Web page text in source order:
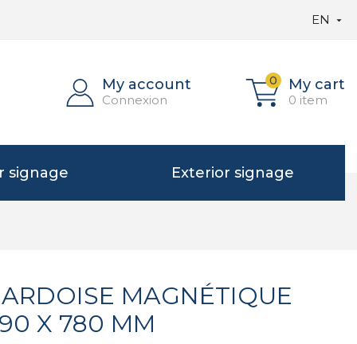
EN 
My account
Connexion
0 My cart
0 item
signage Exterior signage
MAGNÉTIQUE
X 780 MM